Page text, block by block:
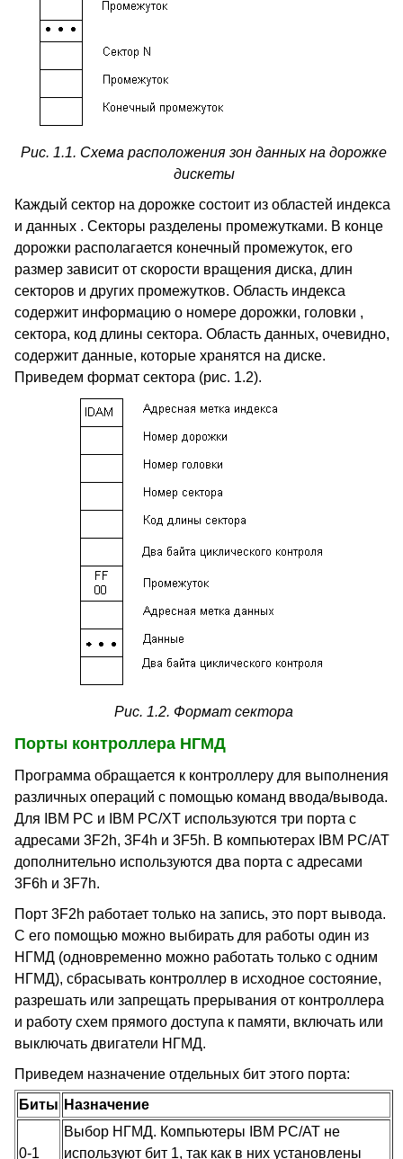
Рис. 1.1. Схема расположения зон данных на дорожке
дискеты
Каждый сектор на дорожке состоит из областей индекса
и данных . Секторы разделены промежутками. В конце
дорожки располагается конечный промежуток, его
размер зависит от скорости вращения диска, длин
секторов и других промежутков. Область индекса
содержит информацию о номере дорожки, головки ,
сектора, код длины сектора. Область данных, очевидно,
содержит данные, которые хранятся на диске.
Приведем формат сектора (рис. 1.2).
Рис. 1.2. Формат сектора
Порты контроллера НГМД
Программа обращается к контроллеру для выполнения
различных операций с помощью команд ввода/вывода.
Для IBM PC и IBM PC/XT используются три порта с
адресами 3F2h, 3F4h и 3F5h. В компьютерах IBM PC/AT
дополнительно используются два порта с адресами
3F6h и 3F7h.
Порт 3F2h работает только на запись, это порт вывода.
С его помощью можно выбирать для работы один из
НГМД (одновременно можно работать только с одним
НГМД), сбрасывать контроллер в исходное состояние,
разрешать или запрещать прерывания от контроллера
и работу схем прямого доступа к памяти, включать или
выключать двигатели НГМД.
Приведем назначение отдельных бит этого порта:
Биты Назначение
0-1
Выбор НГМД. Компьютеры IBM PC/AT не
используют бит 1, так как в них установлены